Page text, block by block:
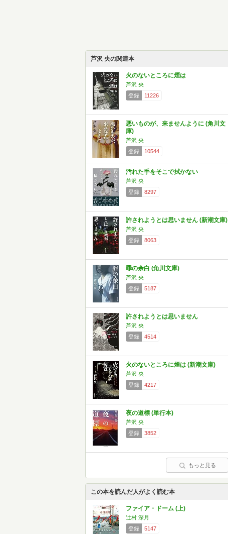
芦沢 央の関連本
火のないところに煙は
芦沢 央
登録
11226
悪いものが、来ませんように (角川文
庫)
芦沢 央
登録
10544
汚れた手をそこで拭かない
芦沢 央
登録
8297
許されようとは思いません (新潮文庫)
芦沢 央
登録
8063
罪の余白 (角川文庫)
芦沢 央
登録
5187
許されようとは思いません
芦沢 央
登録
4514
火のないところに煙は (新潮文庫)
芦沢 央
登録
4217
夜の道標 (単行本)
芦沢 央
登録
3852
もっと見る
この本を読んだ人がよく読む本
ファイア・ドーム (上)
辻村 深月
登録
5147